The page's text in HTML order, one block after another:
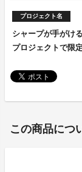
プロジェクト名
シャープが手がけ
プロジェクトで限
この商品につ